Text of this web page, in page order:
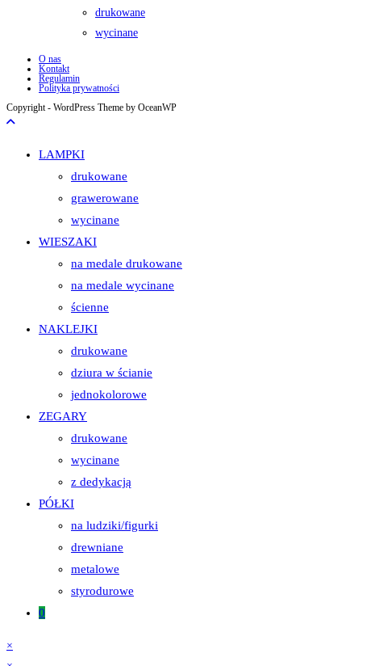
drukowane
wycinane
O nas
Kontakt
Regulamin
Polityka prywatności
Copyright - WordPress Theme by OceanWP
LAMPKI
drukowane
grawerowane
wycinane
WIESZAKI
na medale drukowane
na medale wycinane
ścienne
NAKLEJKI
drukowane
dziura w ścianie
jednokolorowe
ZEGARY
drukowane
wycinane
z dedykacją
PÓŁKI
na ludziki/figurki
drewniane
metalowe
styrodurowe
0
×